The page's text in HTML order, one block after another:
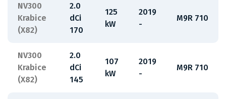
NV300
Krabice
(X82)
2.0
dCi
170
125
kW
2019
-
M9R 710
NV300
Krabice
(X82)
2.0
dCi
145
107
kW
2019
-
M9R 710